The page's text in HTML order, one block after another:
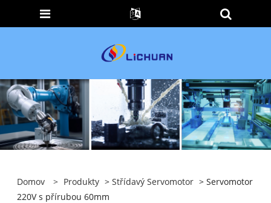
Domov > Produkty >Střídavý Servomotor > Servomotor
220V s přírubou 60mm